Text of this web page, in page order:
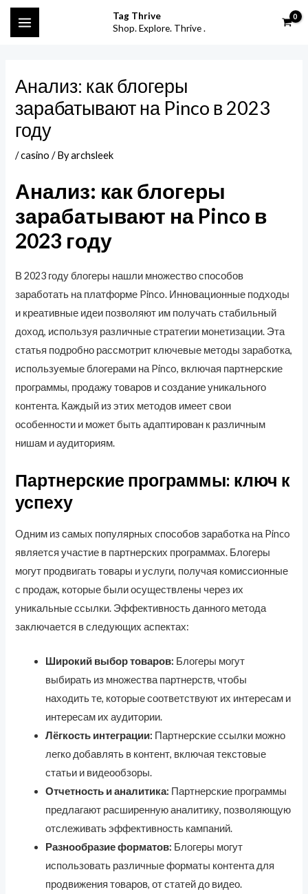
SkipMAIN
MENU
Tag Thrive
Shop. Explore. Thrive .
S
e
c
h
f
o
Анализ: как блогеры
зарабатывают на Pinco в 2023
году
/casino / Byarchsleek
Анализ: как блогеры
зарабатывают на Pinco в
2023 году
В 2023 году блогеры нашли множество способов
заработать на платформе Pinco. Инновационные подходы
и креативные идеи позволяют им получать стабильный
доход, используя различные стратегии монетизации. Эта
статья подробно рассмотрит ключевые методы заработка,
используемые блогерами на Pinco, включая партнерские
программы, продажу товаров и создание уникального
контента. Каждый из этих методов имеет свои
особенности и может быть адаптирован к различным
нишам и аудиториям.
Партнерские программы: ключ к
успеху
Одним из самых популярных способов заработка на Pinco
является участие в партнерских программах. Блогеры
могут продвигать товары и услуги, получая комиссионные
с продаж, которые были осуществлены через их
уникальные ссылки. Эффективность данного метода
заключается в следующих аспектах:
Широкий выбор товаров: Блогеры могут
выбирать из множества партнерств, чтобы
находить те, которые соответствуют их интересам и
интересам их аудитории.
Лёгкость интеграции: Партнерские ссылки можно
легко добавлять в контент, включая текстовые
статьи и видеообзоры.
Отчетность и аналитика: Партнерские программы
предлагают расширенную аналитику, позволяющую
отслеживать эффективность кампаний.
Разнообразие форматов: Блогеры могут
использовать различные форматы контента для
продвижения товаров, от статей до видео.
Post